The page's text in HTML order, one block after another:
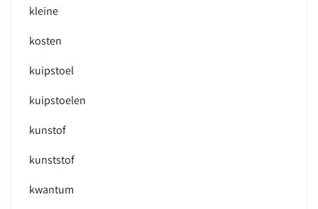
kleine
kosten
kuipstoel
kuipstoelen
kunstof
kunststof
kwantum